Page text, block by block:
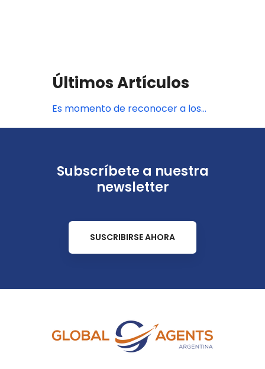
Últimos Artículos
Es momento de reconocer a los
Subscríbete a nuestra
newsletter
SUSCRIBIRSE AHORA